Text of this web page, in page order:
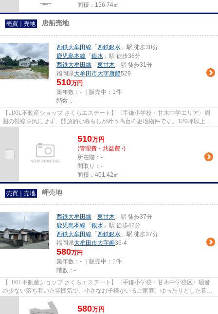
面積：156.74㎡
売買｜売地 唐船売地
西鉄大牟田線 「 西鉄銀水 」駅 徒歩30分
鹿児島本線 「 銀水 」駅 徒歩36分
西鉄大牟田線 「 東甘木 」駅 徒歩31分
福岡県大牟田市大字唐船529
510万円
築年数：- ｜販売中： 1件
階数：-
【LIXIL不動産ショップ さくらエステート】〈手鎌小学校・甘木中学エリア〉周
囲の視線を気にせず、開放的な暮らしが叶う高台の更地物件です。120坪以上の
510万円
(管理費・共益費 -)
所在階：-
間取り：-
面積：401.42㎡
売買｜売地 岬売地
西鉄大牟田線 「 東甘木 」駅 徒歩37分
鹿児島本線 「 銀水 」駅 徒歩42分
西鉄大牟田線 「 西鉄銀水 」駅 徒歩37分
福岡県大牟田市大字岬36-4
580万円
築年数：- ｜販売中： 1件
階数：-
【LIXIL不動産ショップ さくらエステート】〈手鎌小学校・甘木中学校区〉騒音
の少ない落ち着いた雰囲気で、小さなお子様がいるご家庭、ゆったりとした暮ら
580万円